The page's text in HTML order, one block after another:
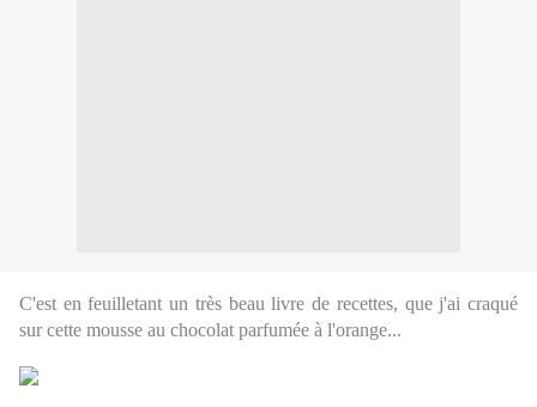
C'est en feuilletant un très beau livre de recettes, que j'ai craqué
sur cette mousse au chocolat parfumée à l'orange...